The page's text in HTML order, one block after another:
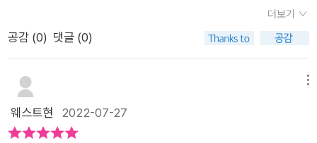
멋진콩 에서 알려줘요.자신감 잃고 소심했던 작은 콩은 콩 삼총사
들 덕분에 자신감을 얻었어요.그런후 알게 되었지요.'중요한 건
과 따뜻한 말은 누군가에게 위로가 되고 응원이 될 수도 있어요.
겉모습이 아닌 내면의 아름다움을 이야기하는 그림책,아이의 자
존감을 높여 줄 수 있는 그림책#길벗어린이 #멋진콩 이었습니
다.※출판사로부터 도서를 지원받아 주관적으로 작성하였습니다
총사가 나타났어요.​당당하고 멋진 걸음걸이!옷과 선글라스는 또
얼마나 멋진지!시선 집중!멋짐이 흘러넘치고,멋짐이 뚝뚝 흐르고,
이예요.​사실 멋쟁이 콩 삼총사와 같은 콩코투리에서 자랐어요.어
쩌다보니 나는 그들과 '다른' 콩이되어있었죠.나도 조금 달라져
보려고 노력했어요.선글라스를 껴보고,머리를 뒤로 넘겨 보기도
더보기
공감 (0) 댓글 (0)
웨스트현 2022-07-27